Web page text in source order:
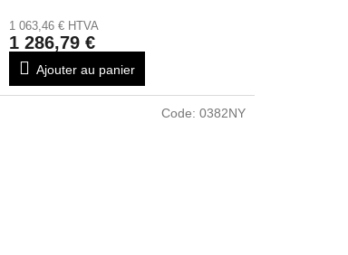
1 063,46 € HTVA
1 286,79 €
Ajouter au panier
Code: 0382NY